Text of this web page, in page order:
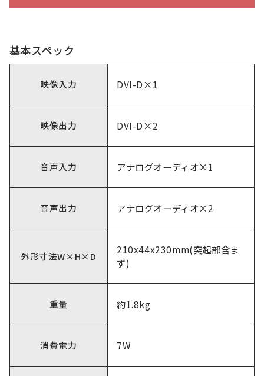
基本スペック
映像入力 DVI-D×1
映像出力 DVI-D×2
音声入力 アナログオーディオ×1
音声出力 アナログオーディオ×2
外形寸法W×H×D
210x44x230mm(突起部含ま
ず)
重量 約1.8kg
消費電力 7W